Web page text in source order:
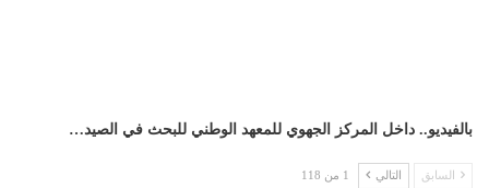
بالفيديو.. داخل المركز الجهوي للمعهد الوطني للبحث في الصيد…
السابق التالي 1 من 118